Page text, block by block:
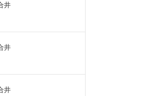
井
井
井